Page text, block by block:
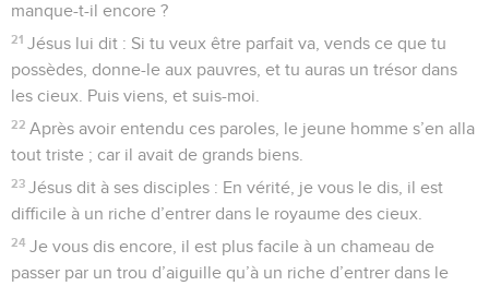
manque-t-il encore ?
21 Jésus lui dit : Si tu veux être parfait va, vends ce que tu
possèdes, donne-le aux pauvres, et tu auras un trésor dans
les cieux. Puis viens, et suis-moi.
22 Après avoir entendu ces paroles, le jeune homme s’en alla
tout triste ; car il avait de grands biens.
23 Jésus dit à ses disciples : En vérité, je vous le dis, il est
difficile à un riche d’entrer dans le royaume des cieux.
24 Je vous dis encore, il est plus facile à un chameau de
passer par un trou d’aiguille qu’à un riche d’entrer dans le